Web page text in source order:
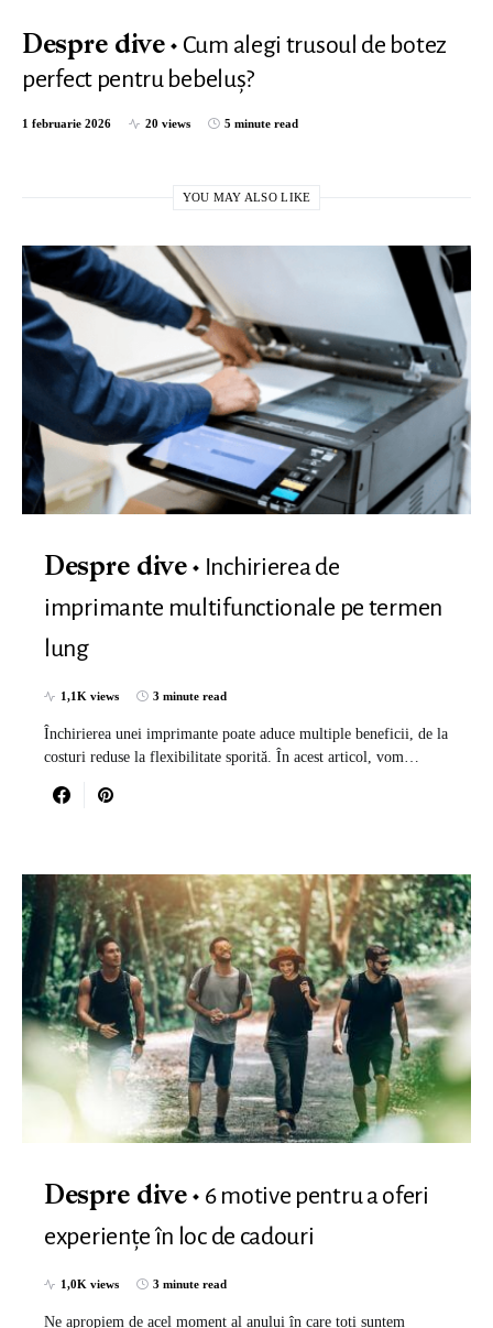
Despre dive
Cum alegi trusoul de botez
perfect pentru bebeluș?
1 februarie 2026 20 views 5 minute read
YOU MAY ALSO LIKE
Despre dive
Inchirierea de
imprimante multifunctionale pe termen
lung
1,1K views 3 minute read
Închirierea unei imprimante poate aduce multiple beneficii, de la
costuri reduse la flexibilitate sporită. În acest articol, vom…
Despre dive
6 motive pentru a oferi
experiențe în loc de cadouri
1,0K views 3 minute read
Ne apropiem de acel moment al anului în care toți suntem